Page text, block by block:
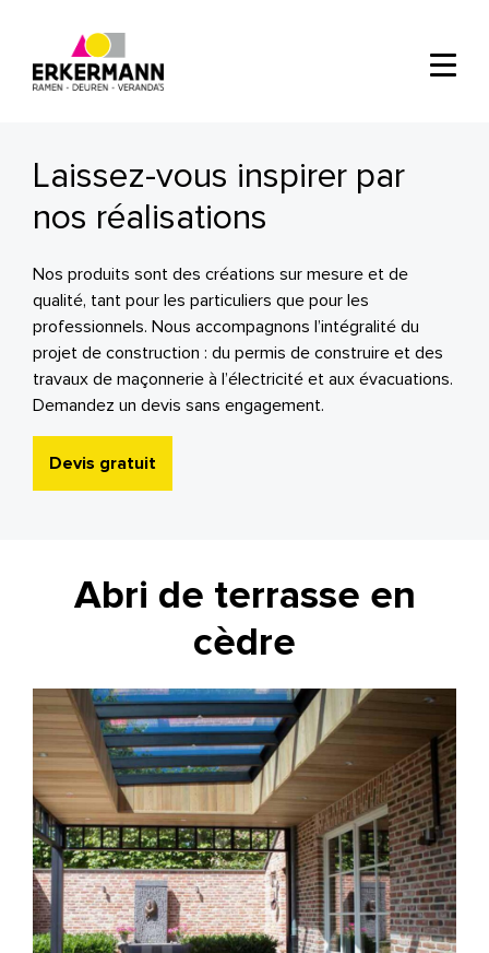
Laissez-vous inspirer par
nos réalisations
Nos produits sont des créations sur mesure et de
qualité, tant pour les particuliers que pour les
professionnels. Nous accompagnons l’intégralité du
projet de construction : du permis de construire et des
travaux de maçonnerie à l’électricité et aux évacuations.
Demandez un devis sans engagement.
Devis gratuit
Abri de terrasse en
cèdre